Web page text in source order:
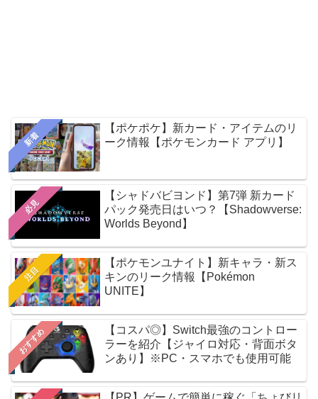
新着
【ポケポケ】新カード・アイテムのリ
ーク情報【ポケモンカード アプリ】
必見
【シャドバビヨンド】第7弾 新カード
パック発売日はいつ？【Shadowverse:
Worlds Beyond】
注目
【ポケモンユナイト】新キャラ・新ス
キンのリーク情報【Pokémon
UNITE】
おすすめ
【コスパ◎】Switch最強のコントロー
ラーを紹介【ジャイロ対応・背面ボタ
ンあり】※PC・スマホでも使用可能